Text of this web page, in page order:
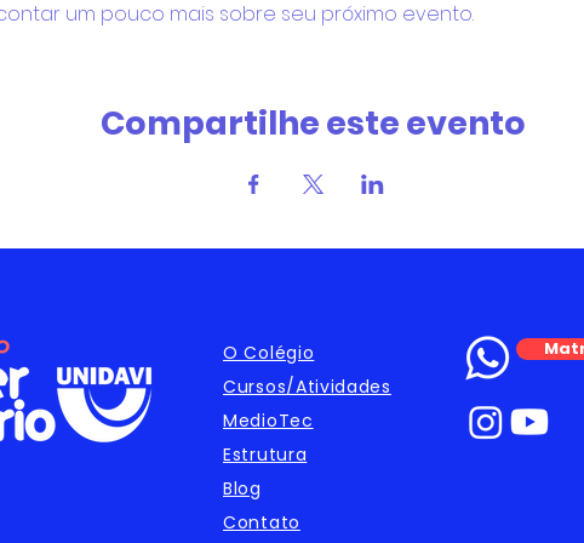
um pouco mais sobre seu próximo evento.
Compartilhe este evento
O Colégio
Cursos/Atividades
MedioTec
Estrutura
Blog
Contato